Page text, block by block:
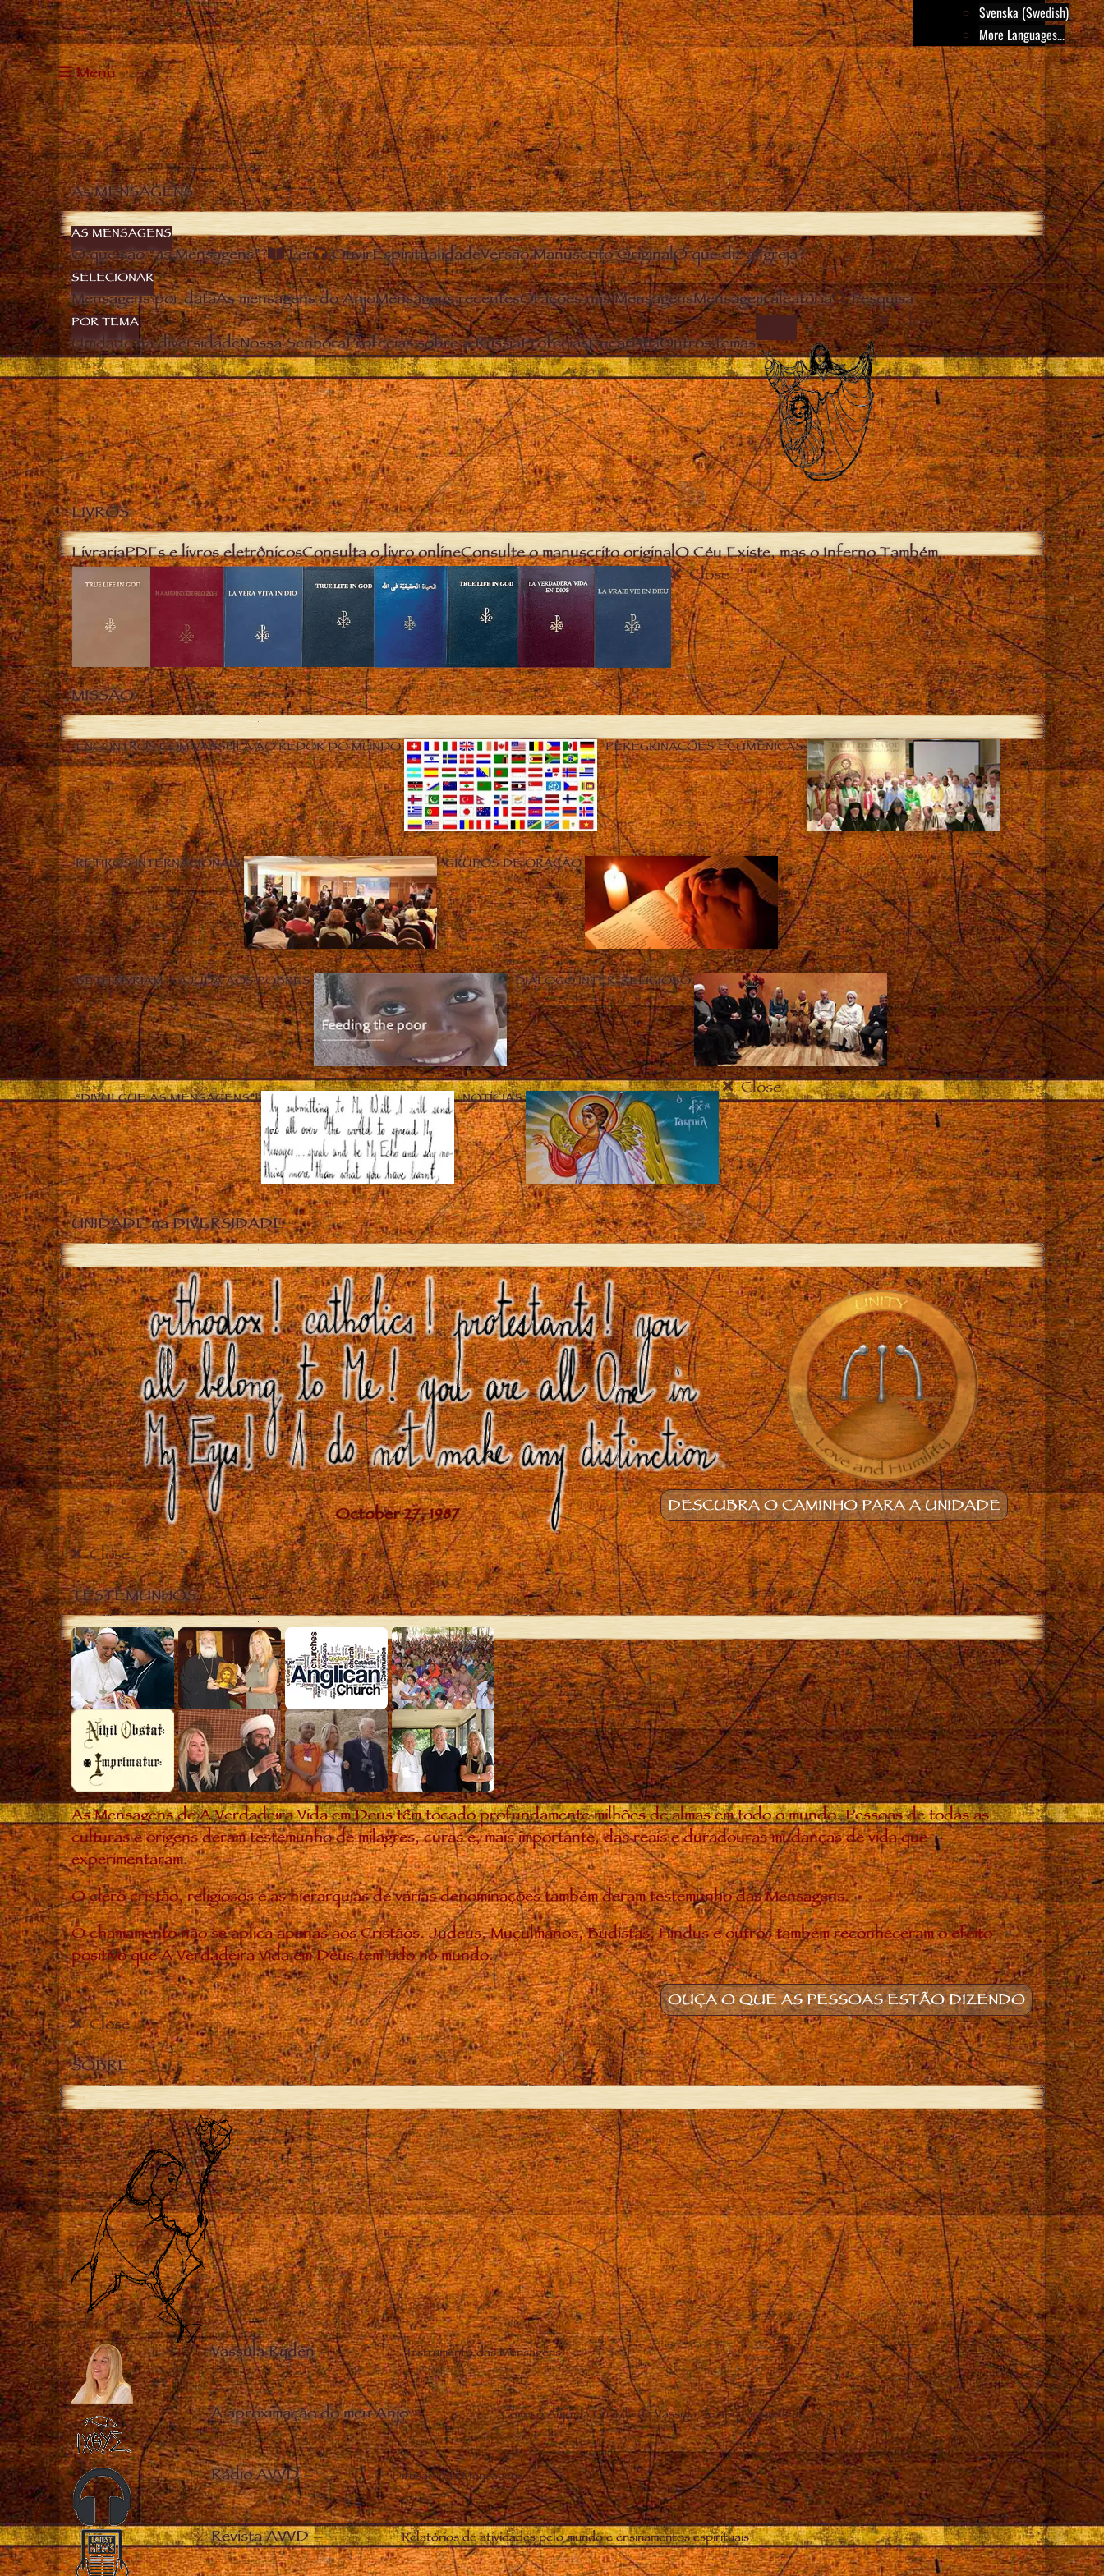
Svenska (Swedish)
More Languages...
Menu
As MENSAGENS
AS MENSAGENS
O que são “as Mensagens”? Ler OuvirEspiritualidadeVersão Manuscrito OriginalO que diz a Igreja?
SELECIONAR
Mensagens por dataAs mensagens do AnjoMensagens recentesOrações nas MensagensMensagem aleatória Pesquisa
POR TEMA
Unidade na diversidadeNossa SenhoraProfecias sobre a RússiaProfeciasEucaristiaOutros temas
Close
LIVROS
LivrariaPDFs e livros eletrônicosConsulta o livro onlineConsulte o manuscrito originalO Céu Existe, mas o Inferno Também
Close
MISSÃO
ENCONTROS COM VASSULA AO REDOR DO MUNDO PEREGRINAÇÕES ECUMÊNICAS
RETIROS INTERNACIONAIS GRUPOS DE ORAÇÃO
BETH MYRIAM – AJUDA AOS POBRES DIÁLOGO INTER-RELIGIOSO
“DIVULGUE AS MENSAGENS”! NOTÍCIAS Close
UNIDADE na DIVERSIDADE
DESCUBRA O CAMINHO PARA A UNIDADE
Close
TESTEMUNHOS
As Mensagens de A Verdadeira Vida em Deus têm tocado profundamente milhões de almas em todo o mundo. Pessoas de todas as
culturas e origens deram testemunho de milagres, curas e, mais importante, das reais e duradouras mudanças de vida que
experimentaram.
O clero cristão, religiosos e as hierarquias de várias denominações também deram testemunho das Mensagens.
O chamamento não se aplica apenas aos Cristãos. Judeus, Muçulmanos, Budistas, Hindus e outros também reconheceram o efeito
positivo que A Verdadeira Vida em Deus tem tido no mundo.
OUÇA O QUE AS PESSOAS ESTÃO DIZENDO
Close
SOBRE
Vassula Rydén– Instrumento das Mensagens
A aproximação do meu Anjo– Como o Anjo da Guarda de Vassula Se aproximou dela
Rádio AVVD– Difusão das Mensagens
Revista AVVD– Relatórios de atividades pelo mundo e ensinamentos espirituais